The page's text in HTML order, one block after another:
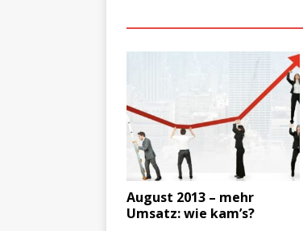
August 2013 – mehr
Umsatz: wie kam’s?